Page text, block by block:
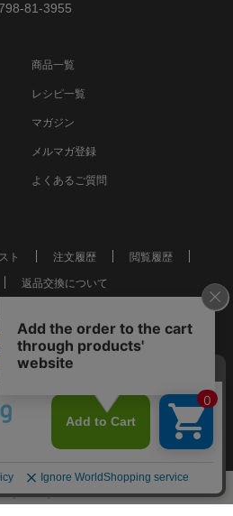
81-3955
商品一覧
レシピ一覧
マガジン
メルマガ登録
よくあるご質問
ト 注文履歴 閲覧履歴
返品交換について
お問い合わせ
特定商取引法に基づく表記
販 © Mkurakuen,All Rights Reserved